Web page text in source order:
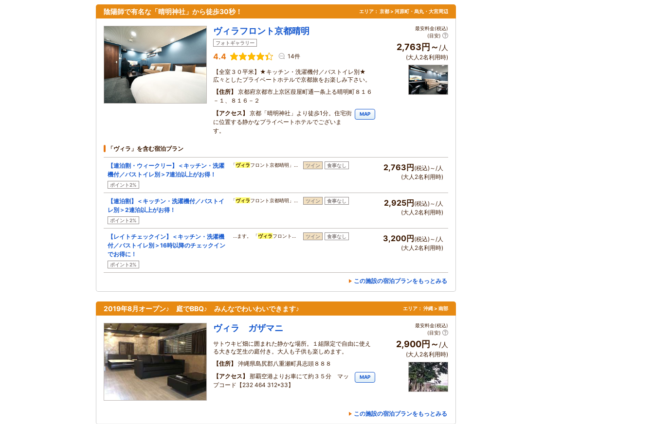
陰陽師で有名な「晴明神社」から徒歩30秒！ エリア： 京都 > 河原町・烏丸・大宮周辺
ヴィラフロント京都晴明
フォトギャラリー
4.4 14件
【全室３０平米】★キッチン・洗濯機付／バストイレ別★
広々としたプライベートホテルで京都旅をお楽しみ下さい。
住所
京都府京都市上京区葭屋町通一条上る晴明町８１６
－１、８１６－２
アクセス
京都「晴明神社」より徒歩1分。住宅街
に位置する静かなプライベートホテルでございま
す。
MAP
最安料金(税込)
(目安)
2,763円～ /人
(大人2名利用時)
「ヴィラ」を含む宿泊プラン
【連泊割・ウィークリー】＜キッチン・洗濯
機付／バストイレ別＞7連泊以上がお得！
ポイント2%
「ヴィラフロント京都晴明」… ツイン 食事なし 2,763円 (税込)～/人
(大人2名利用時)
【連泊割】＜キッチン・洗濯機付／バストイ
レ別＞2連泊以上がお得！
ポイント2%
「ヴィラフロント京都晴明」… ツイン 食事なし 2,925円 (税込)～/人
(大人2名利用時)
【レイトチェックイン】＜キッチン・洗濯機
付／バストイレ別＞16時以降のチェックイン
でお得に！
ポイント2%
…ます。 「ヴィラフロント… ツイン 食事なし 3,200円 (税込)～/人
(大人2名利用時)
この施設の宿泊プランをもっとみる
2019年8月オープン♪ 庭でBBQ♪ みんなでわいわいできます♪ エリア： 沖縄 > 南部
ヴィラ ガザマニ
サトウキビ畑に囲まれた静かな場所。１組限定で自由に使え
る大きな芝生の庭付き。大人も子供も楽しめます。
住所
沖縄県島尻郡八重瀬町具志頭８８８
アクセス
那覇空港よりお車にて約３５分 マッ
プコード【232 464 312*33】
MAP
最安料金(税込)
(目安)
2,900円～ /人
(大人2名利用時)
この施設の宿泊プランをもっとみる